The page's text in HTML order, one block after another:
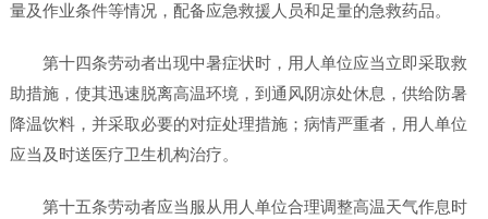
量及作业条件等情况，配备应急救援人员和足量的急救药品。
第十四条劳动者出现中暑症状时，用人单位应当立即采取救
助措施，使其迅速脱离高温环境，到通风阴凉处休息，供给防暑
降温饮料，并采取必要的对症处理措施；病情严重者，用人单位
应当及时送医疗卫生机构治疗。
第十五条劳动者应当服从用人单位合理调整高温天气作息时